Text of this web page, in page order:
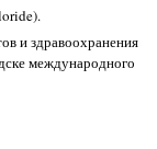
и здравоохранения
международного